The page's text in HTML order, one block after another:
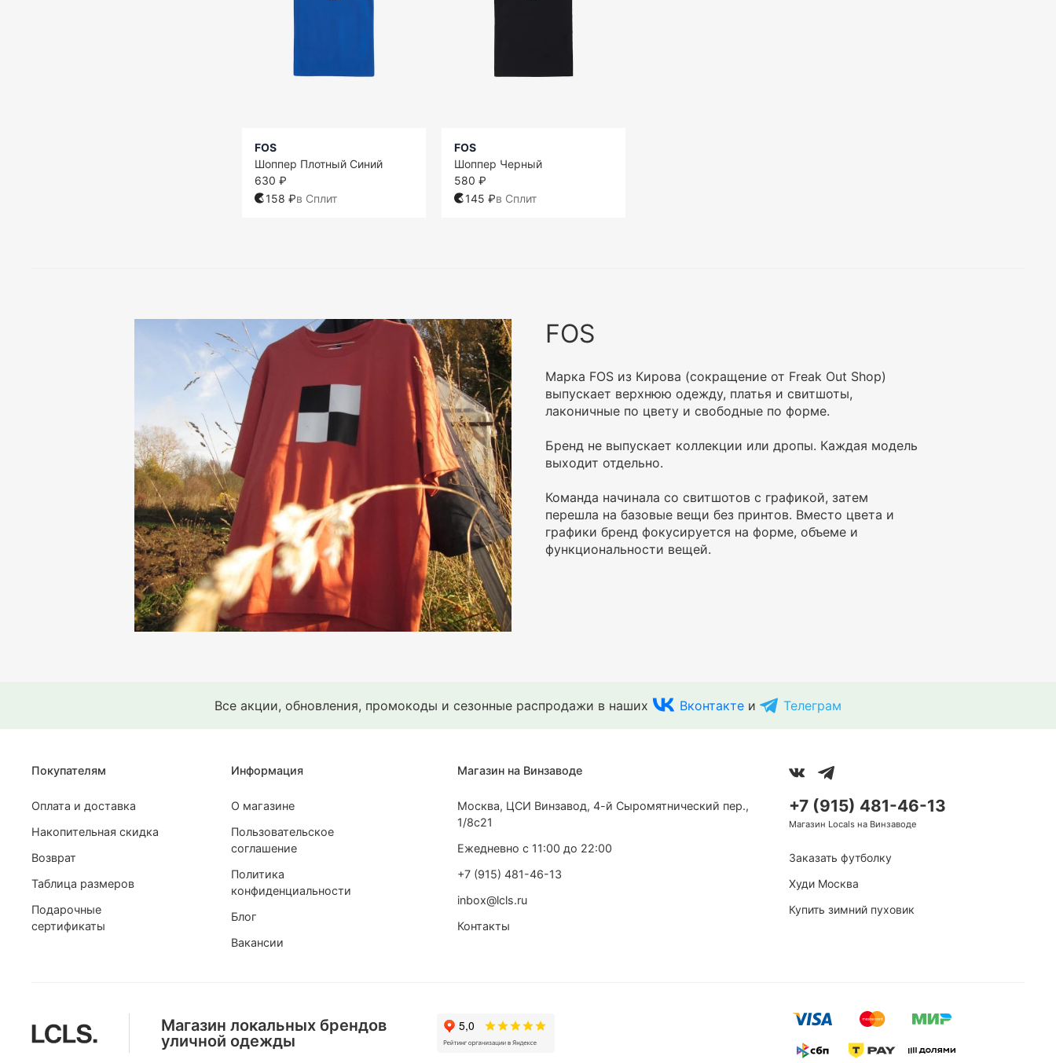
FOS
Шоппер Плотный Синий
630 ₽
158 ₽в Сплит
FOS
Шоппер Черный
580 ₽
145 ₽в Сплит
FOS
Марка FOS из Кирова (сокращение от Freak Out Shop)
выпускает верхнюю одежду, платья и свитшоты,
лаконичные по цвету и свободные по форме.
Бренд не выпускает коллекции или дропы. Каждая модель
выходит отдельно.
Команда начинала со свитшотов с графикой, затем
перешла на базовые вещи без принтов. Вместо цвета и
графики бренд фокусируется на форме, объеме и
функциональности вещей.
Все акции, обновления, промокоды и сезонные распродажи в наших Вконтакте и Телеграм
Покупателям
Оплата и доставка
Накопительная скидка
Возврат
Таблица размеров
Подарочные
сертификаты
Информация
О магазине
Пользовательское
соглашение
Политика
конфиденциальности
Блог
Вакансии
Магазин на Винзаводе
Москва, ЦСИ Винзавод, 4-й Сыромятнический пер.,
1/8с21
Ежедневно с 11:00 до 22:00
+7 (915) 481-46-13
inbox@lcls.ru
Контакты
+7 (915) 481-46-13
Магазин Locals на Винзаводе
Заказать футболку
Худи Москва
Купить зимний пуховик
Магазин локальных брендов
уличной одежды